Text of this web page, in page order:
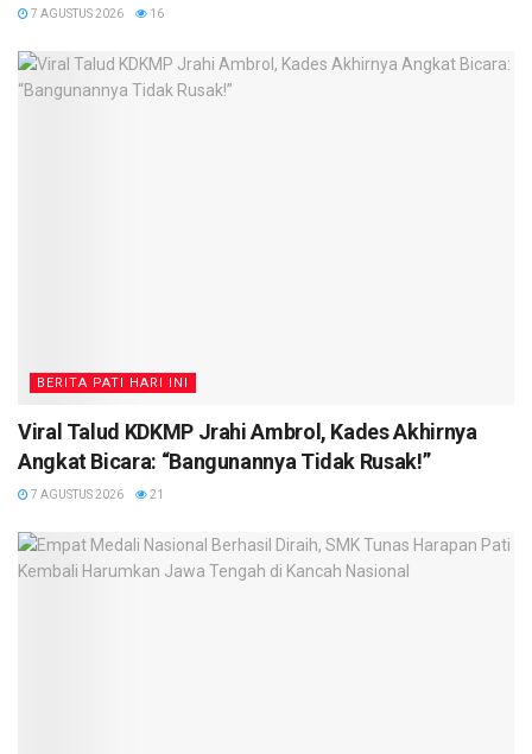
7 AGUSTUS 2026 16
BERITA PATI HARI INI
Viral Talud KDKMP Jrahi Ambrol, Kades Akhirnya
Angkat Bicara: “Bangunannya Tidak Rusak!”
7 AGUSTUS 2026 21